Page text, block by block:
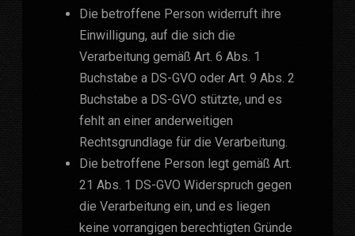
Die betroffene Person widerruft ihre
Einwilligung, auf die sich die
Verarbeitung gemäß Art. 6 Abs. 1
Buchstabe a DS-GVO oder Art. 9 Abs. 2
Buchstabe a DS-GVO stützte, und es
fehlt an einer anderweitigen
Rechtsgrundlage für die Verarbeitung.
Die betroffene Person legt gemäß Art.
21 Abs. 1 DS-GVO Widerspruch gegen
die Verarbeitung ein, und es liegen
keine vorrangigen berechtigten Gründe